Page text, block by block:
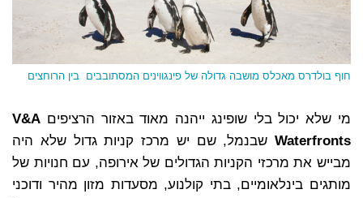
חוף בולדרס מאכלס מושבה גדולה של פינגווינים המסתובבים בין הרוחצים
מי שלא יכול בלי שופינג ייהנה מאוד באזור הרציפים V&A
Waterfronts שבנמל, שם יש מרכז קניות גדול שלא היה
מבייש את מרכזי הקניות הגדולים של אירופה, עם חנויות של
מותגים בינלאומיים, בתי קולנוע, מסעדות מזון מהיר ודוכני